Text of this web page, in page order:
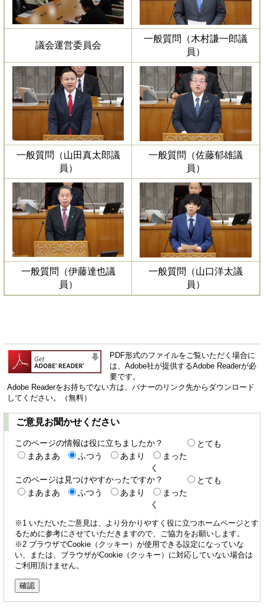
議会運営委員会
一般質問（木村謙一郎議
員）
一般質問（山田真太郎議
員）
一般質問（佐藤郁雄議
員）
一般質問（伊藤達也議
員）
一般質問（山口洋太議
員）
PDF形式のファイルをご覧いただく場合に
は、Adobe社が提供するAdobe Readerが必
要です。
Adobe Readerをお持ちでない方は、バナーのリンク先からダウンロード
してください。（無料）
ご意見お聞かせください
このページの情報は役に立ちましたか？
とても
まあまあ
ふつう あまり
まった
く
このページは見つけやすかったですか？
とても
まあまあ
ふつう あまり
まった
く
※1 いただいたご意見は、より分かりやすく役に立つホームページとす
るために参考にさせていただきますので、ご協力をお願いします。
※2 ブラウザでCookie（クッキー）が使用できる設定になっていな
い、または、ブラウザがCookie（クッキー）に対応していない場合は
ご利用頂けません。